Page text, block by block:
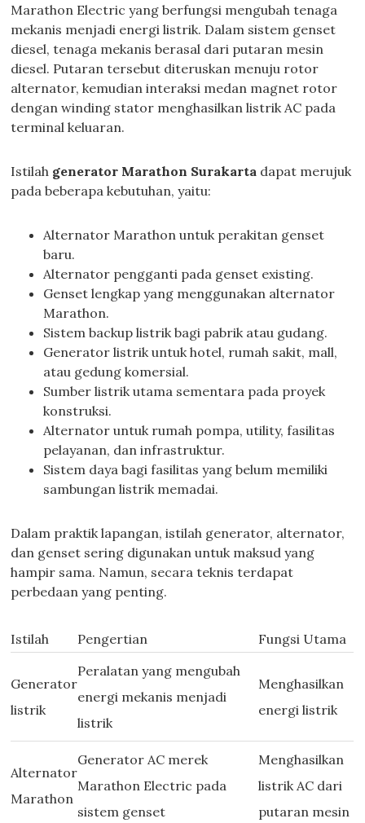
Marathon Electric yang berfungsi mengubah tenaga
mekanis menjadi energi listrik. Dalam sistem genset
diesel, tenaga mekanis berasal dari putaran mesin
diesel. Putaran tersebut diteruskan menuju rotor
alternator, kemudian interaksi medan magnet rotor
dengan winding stator menghasilkan listrik AC pada
terminal keluaran.
Istilah generator Marathon Surakarta dapat merujuk
pada beberapa kebutuhan, yaitu:
Alternator Marathon untuk perakitan genset
baru.
Alternator pengganti pada genset existing.
Genset lengkap yang menggunakan alternator
Marathon.
Sistem backup listrik bagi pabrik atau gudang.
Generator listrik untuk hotel, rumah sakit, mall,
atau gedung komersial.
Sumber listrik utama sementara pada proyek
konstruksi.
Alternator untuk rumah pompa, utility, fasilitas
pelayanan, dan infrastruktur.
Sistem daya bagi fasilitas yang belum memiliki
sambungan listrik memadai.
Dalam praktik lapangan, istilah generator, alternator,
dan genset sering digunakan untuk maksud yang
hampir sama. Namun, secara teknis terdapat
perbedaan yang penting.
Istilah Pengertian Fungsi Utama
Generator
listrik
Peralatan yang mengubah
energi mekanis menjadi
listrik
Menghasilkan
energi listrik
Alternator
Marathon
Generator AC merek
Marathon Electric pada
sistem genset
Menghasilkan
listrik AC dari
putaran mesin